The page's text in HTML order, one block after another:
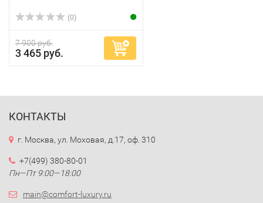
(0)
7 900 руб.
3 465 руб.
КОНТАКТЫ
г. Москва, ул. Моховая, д.17, оф. 310
+7(499) 380-80-01
Пн—Пт 9:00—18:00
main@comfort-luxury.ru